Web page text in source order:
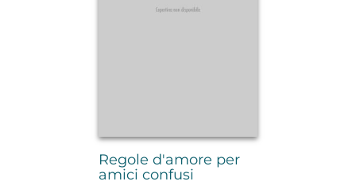
Regole d'amore per
amici confusi